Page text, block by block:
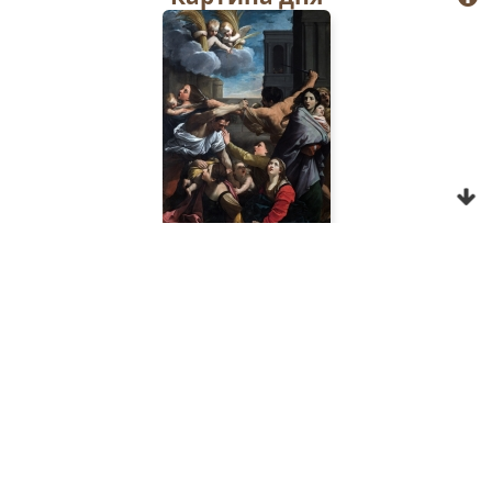
Боже́ственными чудесы́/ святы́й о́браз Твой,
Изба́вительнице,/ луча́ми благода́ти и
милосе́рдия Твоего́/ озари́в в нощи́ скорбе́й
су́щих./ Пода́ждь у́бо и нам, Всеблага́я Де́во,/
избавле́ние от бед,/ исцеле́ние неду́гов
душе́вных и теле́сных,// спасе́ние и ве́лию
Как преяркая звезда просиял Божественными